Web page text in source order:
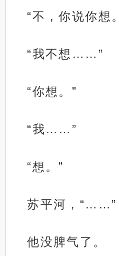
“不，你说你想
“我不想……”
“你想。”
“我……”
“想。”
苏平河，“……”
他没脾气了。